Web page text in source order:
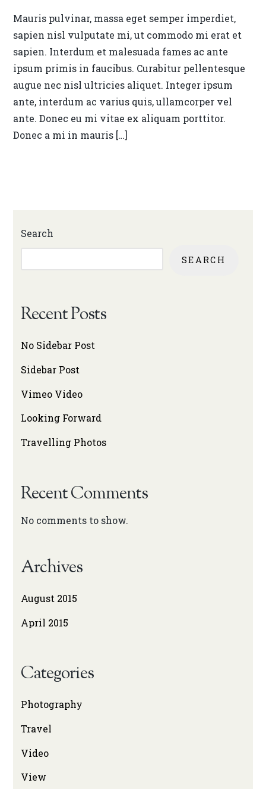
Mauris pulvinar, massa eget semper imperdiet,
sapien nisl vulputate mi, ut commodo mi erat et
sapien. Interdum et malesuada fames ac ante
ipsum primis in faucibus. Curabitur pellentesque
augue nec nisl ultricies aliquet. Integer ipsum
ante, interdum ac varius quis, ullamcorper vel
ante. Donec eu mi vitae ex aliquam porttitor.
Donec a mi in mauris […]
Search
SEARCH
Recent Posts
No Sidebar Post
Sidebar Post
Vimeo Video
Looking Forward
Travelling Photos
Recent Comments
No comments to show.
Archives
August 2015
April 2015
Categories
Photography
Travel
Video
View